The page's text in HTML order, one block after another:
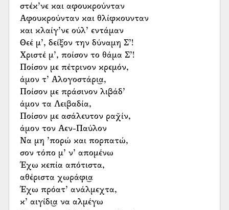
στέκ’νε και αφουκρούνταν
Αφουκρούνταν και θλίφκουνταν
και κλαίγ’νε ούλ’ εντάμαν
Θεέ μ’, δείξον την δύναμη Σ’!
Χριστέ μ’, ποίσον το θάμα Σ’!
Ποίσον με πέτρινον κρεμόν,
άμον τ’ Αλογοστάρι͜α,
Ποίσον με πράσινον λιβάδ’
άμον τα Λειβαδία,
Ποίσον με ασάλευτον ραχ̌ίν,
άμον τον Αεν-Παύλον
Να μη ’πορώ και πορπατώ,
σον τόπο μ’ ν’ απομένω
Έχω κεπία απότιστα,
αθέριστα χωράφι͜α
Έχω πρόατ’ ανάλμεχτα,
κ’ αιγίδι͜α να αλμέγω